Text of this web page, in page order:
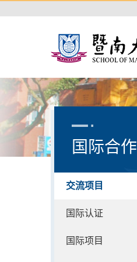
国际合作
交流项目
国际认证
国际项目